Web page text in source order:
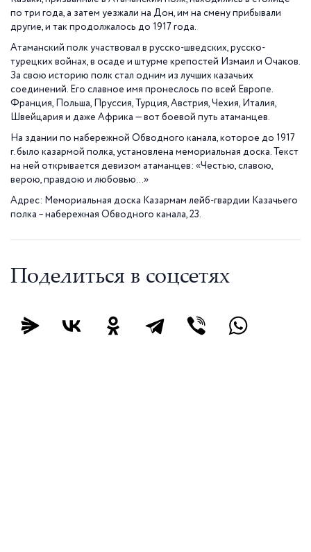
по три года, а затем уезжали на Дон, им на смену прибывали
другие, и так продолжалось до 1917 года.
Атаманский полк участвовал в русско-шведских, русско-
турецких войнах, в осаде и штурме крепостей Измаил и Очаков.
За свою историю полк стал одним из лучших казачьих
соединений. Его славное имя пронеслось по всей Европе.
Франция, Польша, Пруссия, Турция, Австрия, Чехия, Италия,
Швейцария и даже Африка — вот боевой путь атаманцев.
На здании по набережной Обводного канала, которое до 1917
г. было казармой полка, установлена мемориальная доска. Текст
на ней открывается девизом атаманцев: «Честью, славою,
верою, правдою и любовью…»
Адрес: Мемориальная доска Казармам лейб-гвардии Казачьего
полка – набережная Обводного канала, 23.
Поделиться в соцсетях